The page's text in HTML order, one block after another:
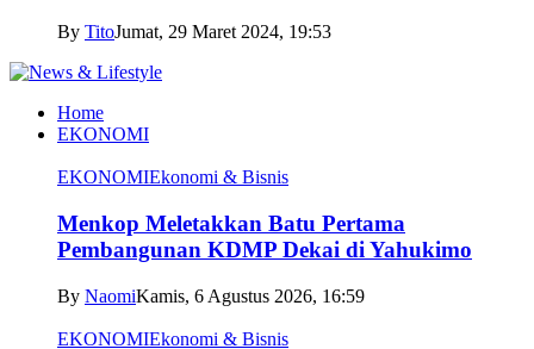
By TitoJumat, 29 Maret 2024, 19:53
Home
EKONOMI
EKONOMIEkonomi & Bisnis
Menkop Meletakkan Batu Pertama
Pembangunan KDMP Dekai di Yahukimo
By NaomiKamis, 6 Agustus 2026, 16:59
EKONOMIEkonomi & Bisnis